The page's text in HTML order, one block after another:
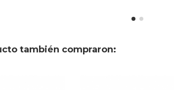
también compraron: